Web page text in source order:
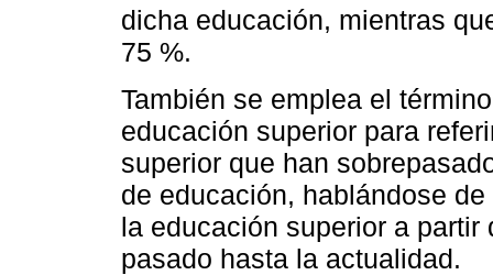
dicha educación, mientras
75 %.
También se emplea el
educación superior para
superior que han
de educación, hablándose
la educación superior a
pasado hasta la actualidad.